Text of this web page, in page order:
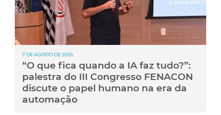
7 DE AGOSTO DE 2026
“O que fica quando a IA faz tudo?”:
palestra do III Congresso FENACON
discute o papel humano na era da
automação